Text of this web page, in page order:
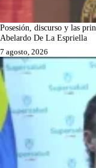
Posesión, discurso y las
Abelardo De La Espriella
7 agosto, 2026